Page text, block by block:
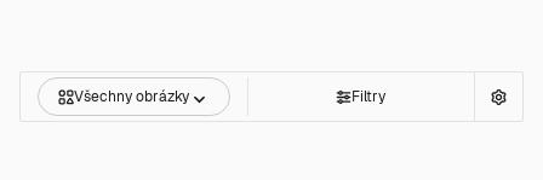
Všechny obrázky Filtry